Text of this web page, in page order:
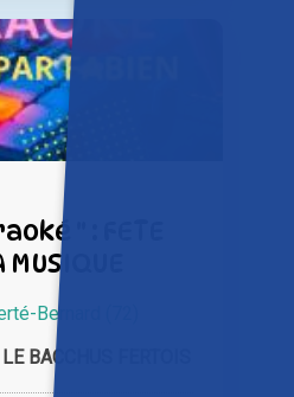
" : FETE
Bernard (72)
BACCHUS FERTOIS